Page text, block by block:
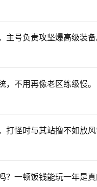
主号负责攻坚爆高级装
，不用再像老区练级慢
打怪时与其站撸不如放
？一顿饭钱能玩一年是